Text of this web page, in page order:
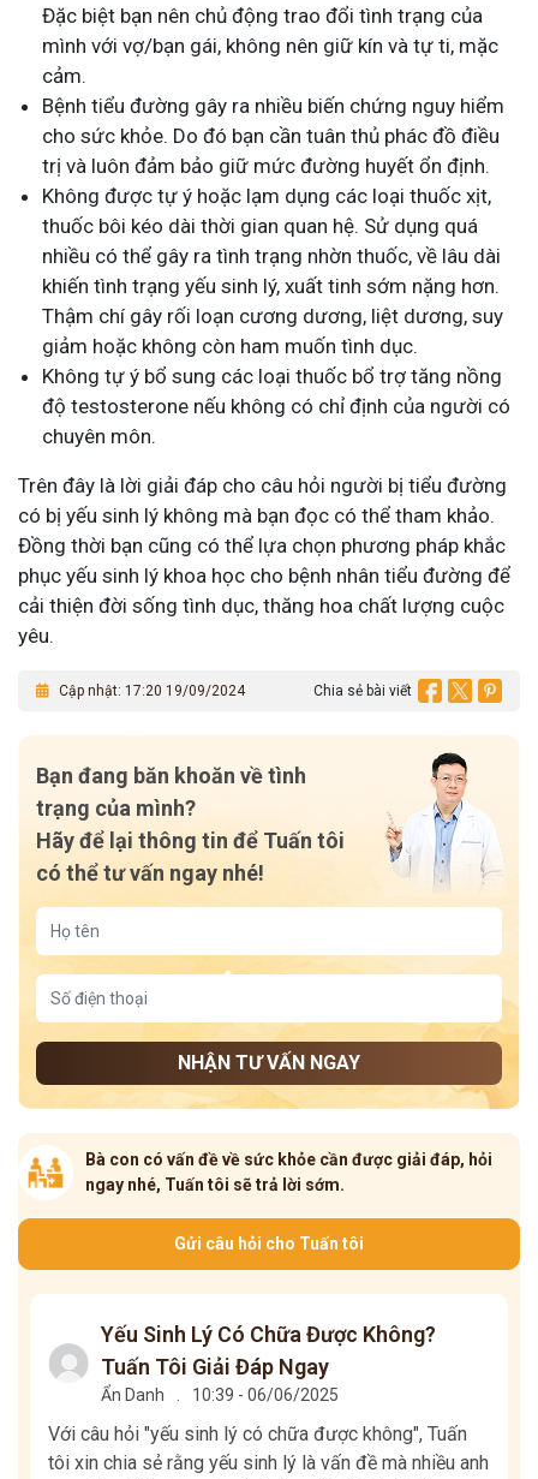
Đặc biệt bạn nên chủ động trao đổi tình trạng của
mình với vợ/bạn gái, không nên giữ kín và tự ti, mặc
cảm.
Bệnh tiểu đường gây ra nhiều biến chứng nguy hiểm
cho sức khỏe. Do đó bạn cần tuân thủ phác đồ điều
trị và luôn đảm bảo giữ mức đường huyết ổn định.
Không được tự ý hoặc lạm dụng các loại thuốc xịt,
thuốc bôi kéo dài thời gian quan hệ. Sử dụng quá
nhiều có thể gây ra tình trạng nhờn thuốc, về lâu dài
khiến tình trạng yếu sinh lý, xuất tinh sớm nặng hơn.
Thậm chí gây rối loạn cương dương, liệt dương, suy
giảm hoặc không còn ham muốn tình dục.
Không tự ý bổ sung các loại thuốc bổ trợ tăng nồng
độ testosterone nếu không có chỉ định của người có
chuyên môn.
Trên đây là lời giải đáp cho câu hỏi người bị tiểu đường
có bị yếu sinh lý không mà bạn đọc có thể tham khảo.
Đồng thời bạn cũng có thể lựa chọn phương pháp khắc
phục yếu sinh lý khoa học cho bệnh nhân tiểu đường để
cải thiện đời sống tình dục, thăng hoa chất lượng cuộc
yêu.
Cập nhật: 17:20 19/09/2024 Chia sẻ bài viết
Bạn đang băn khoăn về tình
trạng của mình?
Hãy để lại thông tin để Tuấn tôi
có thể tư vấn ngay nhé!
NHẬN TƯ VẤN NGAY
Bà con có vấn đề về sức khỏe cần được giải đáp, hỏi
ngay nhé, Tuấn tôi sẽ trả lời sớm.
Gửi câu hỏi cho Tuấn tôi
Yếu Sinh Lý Có Chữa Được Không?
Tuấn Tôi Giải Đáp Ngay
Ẩn Danh 10:39 - 06/06/2025
Với câu hỏi "yếu sinh lý có chữa được không", Tuấn
tôi xin chia sẻ rằng yếu sinh lý là vấn đề mà nhiều anh